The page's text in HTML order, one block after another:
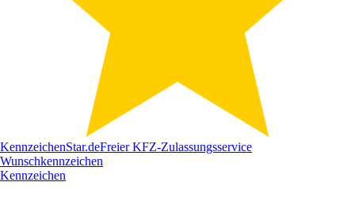
KennzeichenStar.deFreier KFZ-Zulassungsservice
Wunschkennzeichen
Kennzeichen